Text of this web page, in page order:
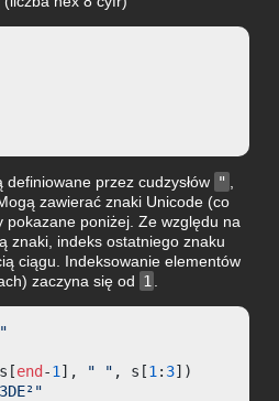
definiowane przez cudzysłów "
Mogą zawierać znaki Unicode (co
pokazane poniżej. Ze względu na
znaki, indeks ostatniego znaku
ciągu. Indeksowanie elementów
zaczyna się od 1
end -1 ], " " , s[1 : 3])